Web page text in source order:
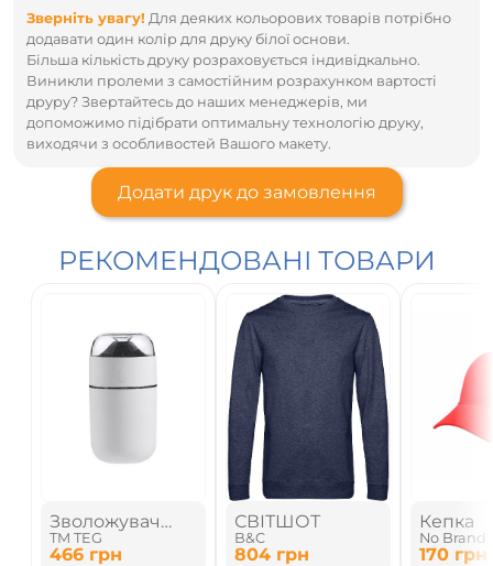
Зверніть увагу! Для деяких кольорових товарів потрібно
додавати один колір для друку білої основи.
Більша кількість друку розраховується індивідкально.
Виникли пролеми з самостійним розрахунком вартості
друру? Звертайтесь до наших менеджерів, ми
допоможимо підібрати оптимальну технологію друку,
виходячи з особливостей Вашого макету.
Додати друк до замовлення
РЕКОМЕНДОВАНІ ТОВАРИ
Зволожувач
повітря
TM TEG
466 грн
СВІТШОТ
B&C
804 грн
Кепка
No Brand
170 грн